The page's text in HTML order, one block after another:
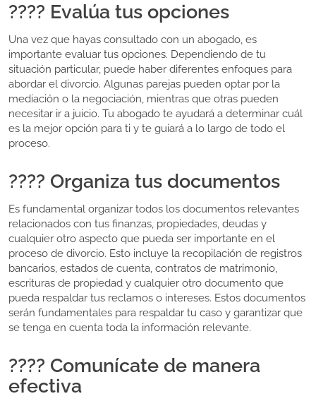
???? Evalúa tus opciones
Una vez que hayas consultado con un abogado, es
importante evaluar tus opciones. Dependiendo de tu
situación particular, puede haber diferentes enfoques para
abordar el divorcio. Algunas parejas pueden optar por la
mediación o la negociación, mientras que otras pueden
necesitar ir a juicio. Tu abogado te ayudará a determinar cuál
es la mejor opción para ti y te guiará a lo largo de todo el
proceso.
???? Organiza tus documentos
Es fundamental organizar todos los documentos relevantes
relacionados con tus finanzas, propiedades, deudas y
cualquier otro aspecto que pueda ser importante en el
proceso de divorcio. Esto incluye la recopilación de registros
bancarios, estados de cuenta, contratos de matrimonio,
escrituras de propiedad y cualquier otro documento que
pueda respaldar tus reclamos o intereses. Estos documentos
serán fundamentales para respaldar tu caso y garantizar que
se tenga en cuenta toda la información relevante.
???? Comunícate de manera
efectiva